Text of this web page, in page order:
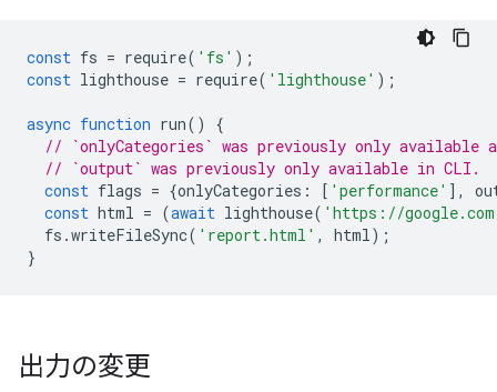
const fs = require( 'fs' );
const lighthouse = require( 'lighthouse' );
async function run()
{
// `onlyCategories` was previously only available
// `output` was previously only available in CLI.
const flags = {onlyCategories : [ 'performance' ],
const html = (await lighthouse( 'https://
fs .writeFileSync( 'report.html' , html);
}
出力の変更